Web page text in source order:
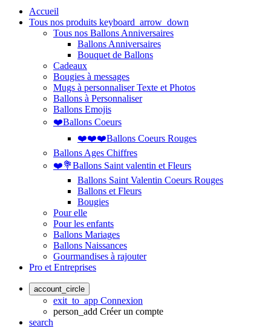
Accueil
Tous nos produits keyboard_arrow_down
Tous nos Ballons Anniversaires
Ballons Anniversaires
Bouquet de Ballons
Cadeaux
Bougies à messages
Mugs à personnaliser Texte et Photos
Ballons à Personnaliser
Ballons Emojis
❤️Ballons Coeurs
❤️❤️❤️Ballons Coeurs Rouges
Ballons Ages Chiffres
❤️💐Ballons Saint valentin et Fleurs
Ballons Saint Valentin Coeurs Rouges
Ballons et Fleurs
Bougies
Pour elle
Pour les enfants
Ballons Mariages
Ballons Naissances
Gourmandises à rajouter
Pro et Entreprises
account_circle
exit_to_app Connexion
person_add Créer un compte
search